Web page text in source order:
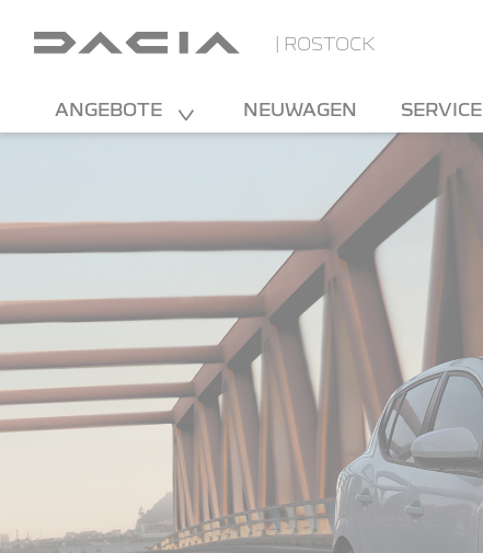
| ROSTOCK
ANGEBOTE NEUWAGEN SERVICE